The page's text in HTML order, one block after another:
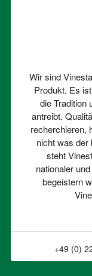
Wir sind
Produkt. Es
die Tradition
antreibt.
recherchieren,
nicht was
steht
nationaler
begeistern
+49 (0)